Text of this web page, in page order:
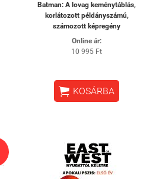
Batman: A lovag keménytáblás,
korlátozott példányszámú,
számozott képregény
Online ár:
10 995 Ft
 KOSÁRBA